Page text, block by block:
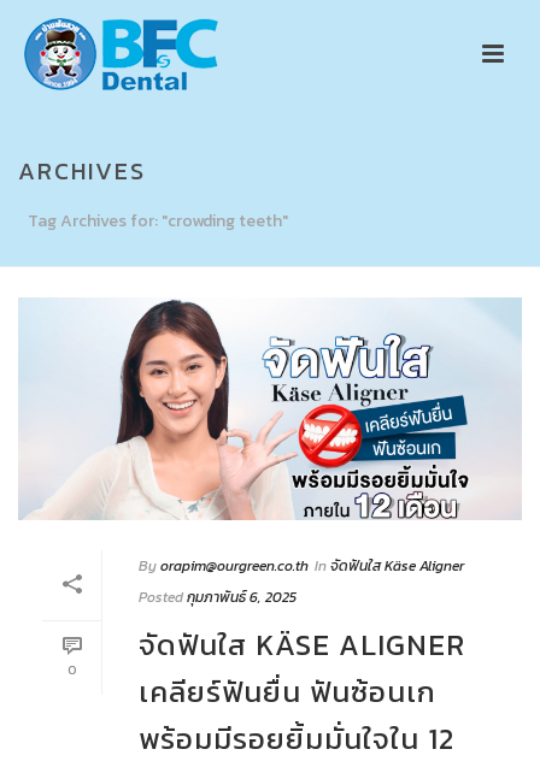
ARCHIVES
Tag Archives for: "crowding teeth"
0
Byorapim@ourgreen.co.th Inจัดฟันใส Käse Aligner
Postedกุมภาพันธ์ 6, 2025
จัดฟันใส KÄSE ALIGNER
เคลียร์ฟันยื่น ฟันซ้อนเก
พร้อมมีรอยยิ้มมั่นใจใน 12